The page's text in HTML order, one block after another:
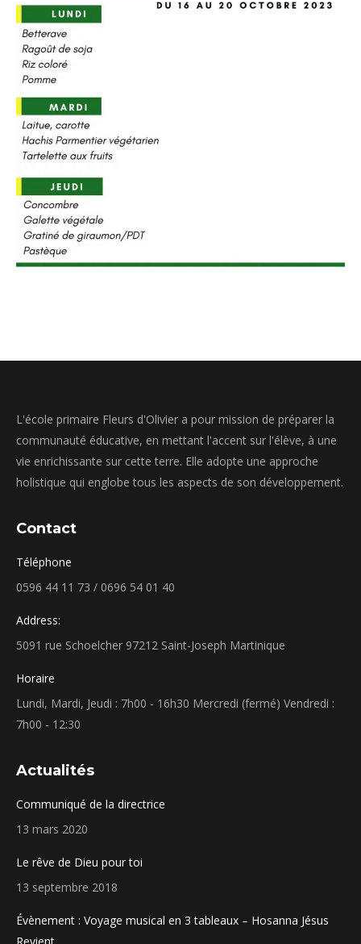
L'école primaire Fleurs d'Olivier a pour mission de préparer la
communauté éducative, en mettant l'accent sur l'élève, à une
vie enrichissante sur cette terre. Elle adopte une approche
holistique qui englobe tous les aspects de son développement.
Contact
Téléphone
0596 44 11 73 / 0696 54 01 40
Address:
5091 rue Schoelcher 97212 Saint-Joseph Martinique
Horaire
Lundi, Mardi, Jeudi : 7h00 - 16h30 Mercredi (fermé) Vendredi :
7h00 - 12:30
Actualités
Communiqué de la directrice
13 mars 2020
Le rêve de Dieu pour toi
13 septembre 2018
Évènement : Voyage musical en 3 tableaux – Hosanna Jésus